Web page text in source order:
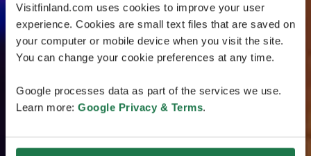
Visitfinland.com uses cookies to improve your user
experience. Cookies are small text files that are saved on
your computer or mobile device when you visit the site.
You can change your cookie preferences at any time.
Google processes data as part of the services we use.
Learn more: Google Privacy & Terms.